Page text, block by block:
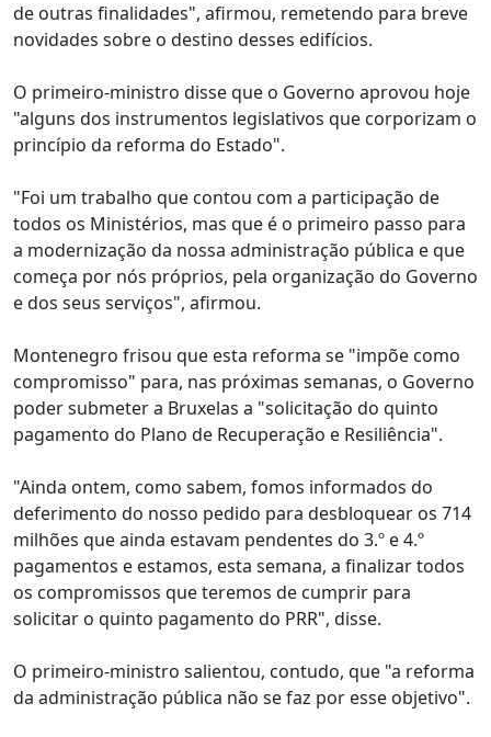
de outras finalidades", afirmou, remetendo para breve
novidades sobre o destino desses edifícios.
O primeiro-ministro disse que o Governo aprovou hoje
"alguns dos instrumentos legislativos que corporizam o
princípio da reforma do Estado".
"Foi um trabalho que contou com a participação de
todos os Ministérios, mas que é o primeiro passo para
a modernização da nossa administração pública e que
começa por nós próprios, pela organização do Governo
e dos seus serviços", afirmou.
Montenegro frisou que esta reforma se "impõe como
compromisso" para, nas próximas semanas, o Governo
poder submeter a Bruxelas a "solicitação do quinto
pagamento do Plano de Recuperação e Resiliência".
"Ainda ontem, como sabem, fomos informados do
deferimento do nosso pedido para desbloquear os 714
milhões que ainda estavam pendentes do 3.º e 4.º
pagamentos e estamos, esta semana, a finalizar todos
os compromissos que teremos de cumprir para
solicitar o quinto pagamento do PRR", disse.
O primeiro-ministro salientou, contudo, que "a reforma
da administração pública não se faz por esse objetivo".